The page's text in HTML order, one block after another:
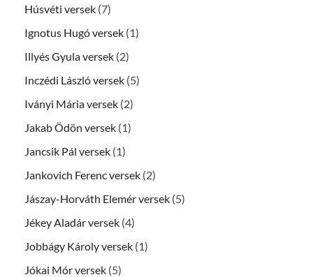
Húsvéti versek (7)
Ignotus Hugó versek (1)
Illyés Gyula versek (2)
Inczédi László versek (5)
Iványi Mária versek (2)
Jakab Ödön versek (1)
Jancsik Pál versek (1)
Jankovich Ferenc versek (2)
Jászay-Horváth Elemér versek (5)
Jékey Aladár versek (4)
Jobbágy Károly versek (1)
Jókai Mór versek (5)